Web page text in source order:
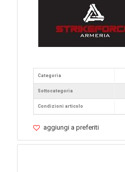
Categoria
Sottocategoria
Condizioni articolo
aggiungi a preferiti